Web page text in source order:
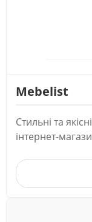
Mebelist
Стильні та
інтернет-